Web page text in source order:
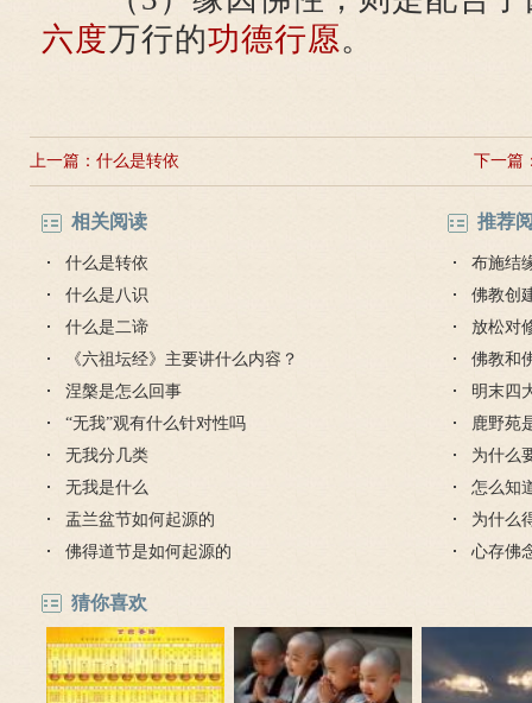
六度万行的功德行愿。
上一篇： 什么是转依 下一篇
相关阅读
什么是转依
什么是八识
什么是二谛
《六祖坛经》主要讲什么内容？
涅槃是怎么回事
“无我”观有什么针对性吗
无我分几类
无我是什么
盂兰盆节如何起源的
佛得道节是如何起源的
推荐
布施结
佛教创
放松对
佛教和
明末四
鹿野苑
为什么
怎么知
为什么
心存佛
猜你喜欢